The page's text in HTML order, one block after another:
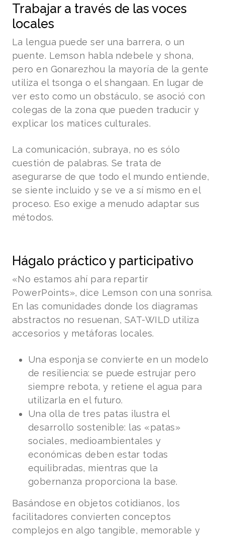
Trabajar a través de las voces
locales
La lengua puede ser una barrera, o un
puente. Lemson habla ndebele y shona,
pero en Gonarezhou la mayoría de la gente
utiliza el tsonga o el shangaan. En lugar de
ver esto como un obstáculo, se asoció con
colegas de la zona que pueden traducir y
explicar los matices culturales.
La comunicación, subraya, no es sólo
cuestión de palabras. Se trata de
asegurarse de que todo el mundo entiende,
se siente incluido y se ve a sí mismo en el
proceso. Eso exige a menudo adaptar sus
métodos.
Hágalo práctico y participativo
«No estamos ahí para repartir
PowerPoints», dice Lemson con una sonrisa.
En las comunidades donde los diagramas
abstractos no resuenan, SAT-WILD utiliza
accesorios y metáforas locales.
Una esponja se convierte en un modelo
de resiliencia: se puede estrujar pero
siempre rebota, y retiene el agua para
utilizarla en el futuro.
Una olla de tres patas ilustra el
desarrollo sostenible: las «patas»
sociales, medioambientales y
económicas deben estar todas
equilibradas, mientras que la
gobernanza proporciona la base.
Basándose en objetos cotidianos, los
facilitadores convierten conceptos
complejos en algo tangible, memorable y